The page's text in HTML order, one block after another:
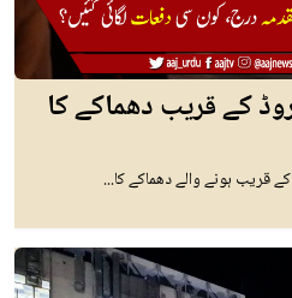
کے قریب دھماکے کا
قریب ہونے والے دھماکے کا...